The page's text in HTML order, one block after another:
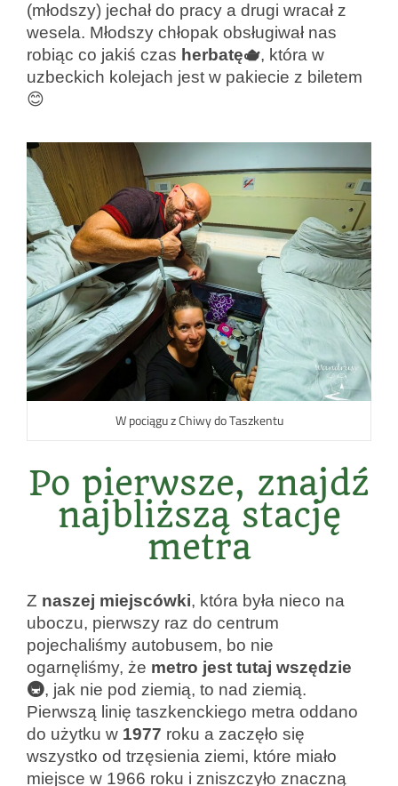
(młodszy) jechał do pracy a drugi wracał z
wesela. Młodszy chłopak obsługiwał nas
robiąc co jakiś czas herbatę🫖, która w
uzbeckich kolejach jest w pakiecie z biletem
😊
W pociągu z Chiwy do Taszkentu
Po pierwsze, znajdź
najbliższą stację
metra
Z naszej miejscówki, która była nieco na
uboczu, pierwszy raz do centrum
pojechaliśmy autobusem, bo nie
ogarnęliśmy, że metro jest tutaj wszędzie
🚇, jak nie pod ziemią, to nad ziemią.
Pierwszą linię taszkenckiego metra oddano
do użytku w 1977 roku a zaczęło się
wszystko od trzęsienia ziemi, które miało
miejsce w 1966 roku i zniszczyło znaczną